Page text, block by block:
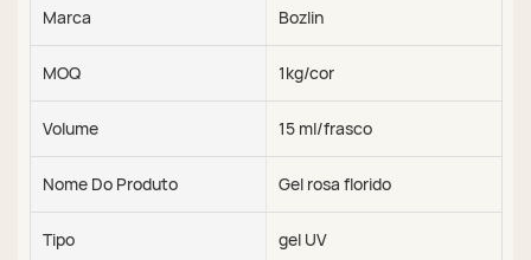
Marca Bozlin
MOQ 1kg/cor
Volume 15 ml/frasco
Nome Do Produto Gel rosa florido
Tipo gel UV